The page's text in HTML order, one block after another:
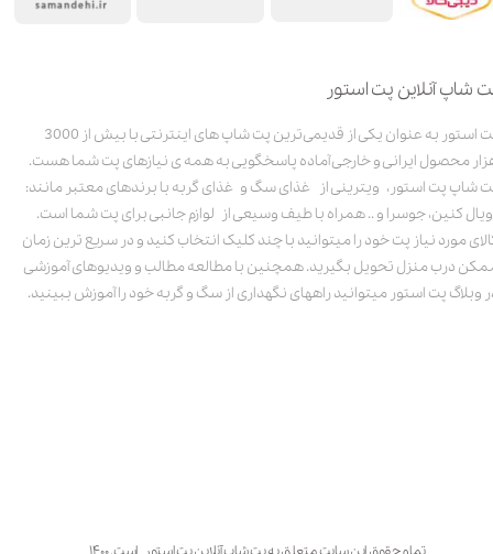
شاپ آنلاین پت استور
پت استور به عنوان یکی از قدیمی‌ترین پت شاپ های اینترنتی با بیش از 3000
محصول ایرانی و خارجی آماده پاسخگویی به همه ی نیازهای پت شما هست.
شاپ پت استور، ویترینی از غذای سگ و غذای گربه با برندهای معتبر مانند:
کنین، جوسرا و .. همراه با طیف وسیعی از لوازم جانبی برای پت شما است.
مورد نیاز پت خود را میتوانید با چند کلیک انتخاب کنید و در سریع ترین زمان
درب منزل تحویل بگیرید. همچنین با مطالعه مطالب و ویدیوهای آموزشی
وبلاگ پت استور میتوانید راههای نگهداری از سگ و گربه خود را آموزش ببینید.